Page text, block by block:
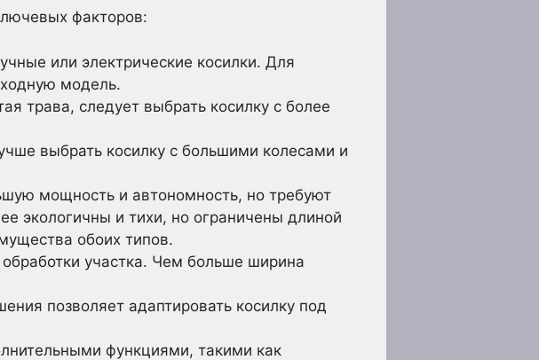
факторов:
или электрические косилки. Для
модель.
трава, следует выбрать косилку с более
выбрать косилку с большими колесами и
мощность и автономность, но требуют
экологичны и тихи, но ограничены длиной
обоих типов.
участка. Чем больше ширина
позволяет адаптировать косилку под
функциями, такими как